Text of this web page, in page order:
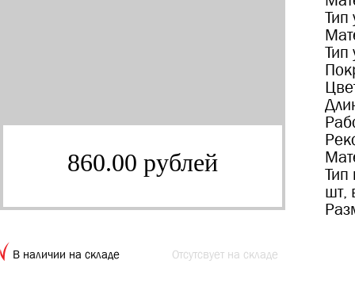
860.00 рублей
В наличии на складе Отсутсвует на складе
Тип
шт,